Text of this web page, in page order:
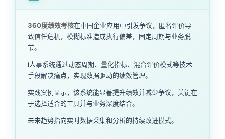
360度绩效考核在中国企业应用中引发争议，匿名评价导
致信任危机，模糊标准造成执行偏差，固定周期与业务脱
节。
i人事系统通过动态周期、量化指标、混合评价模式等技术
手段解决痛点，实现数据驱动的绩效管理。
实践案例显示，该系统能显著提升绩效并减少争议，关键在
于选择适合的工具并与业务深度结合。
未来趋势指向实时数据采集和分析的持续改进模式。